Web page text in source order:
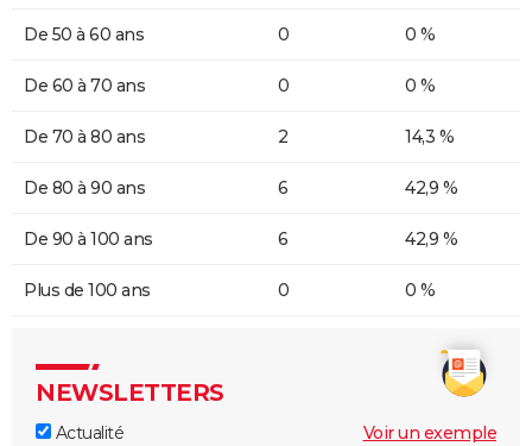
De 50 à 60 ans 0 0 %
De 60 à 70 ans 0 0 %
De 70 à 80 ans 2 14,3 %
De 80 à 90 ans 6 42,9 %
De 90 à 100 ans 6 42,9 %
Plus de 100 ans 0 0 %
NEWSLETTERS
Actualité
Voir un exemple